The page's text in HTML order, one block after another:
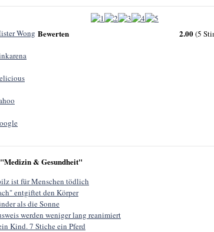
Bewerten 2.00(5
& Gesundheit"
ist für Menschen tödlich
entgiftet den Körper
als die Sonne
werden weniger lang reanimiert
Kind. 7 Stiche ein Pferd